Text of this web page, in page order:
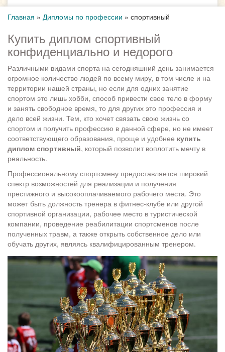
Главная » Дипломы по профессии » спортивный
Купить диплом спортивный
конфиденциально и недорого
Различными видами спорта на сегодняшний день занимается
огромное количество людей по всему миру, в том числе и на
территории нашей страны, но если для одних занятие
спортом это лишь хобби, способ привести свое тело в форму
и занять свободное время, то для других это профессия и
дело всей жизни. Тем, кто хочет связать свою жизнь со
спортом и получить профессию в данной сфере, но не имеет
соответствующего образования, проще и удобнее купить
диплом спортивный, который позволит воплотить мечту в
реальность.
Профессиональному спортсмену предоставляется широкий
спектр возможностей для реализации и получения
престижного и высокооплачиваемого рабочего места. Это
может быть должность тренера в фитнес-клубе или другой
спортивной организации, рабочее место в туристической
компании, проведение реабилитации спортсменов после
полученных травм, а также открыть собственное дело или
обучать других, являясь квалифицированным тренером.